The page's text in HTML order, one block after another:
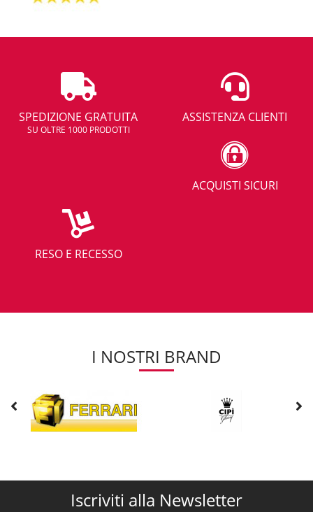
SPEDIZIONE GRATUITA
SU OLTRE 1000 PRODOTTI
ASSISTENZA CLIENTI
ACQUISTI SICURI
RESO E RECESSO
I NOSTRI BRAND
Iscriviti alla Newsletter